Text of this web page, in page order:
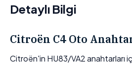
Detaylı Bilgi
Citroën C4 Oto
Citroën'in HU83/VA2 anahtarları